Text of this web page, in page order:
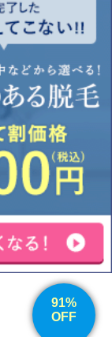
91%
OFF